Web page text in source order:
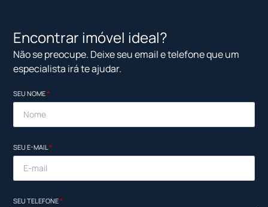
Encontrar imóvel ideal?
Não se preocupe. Deixe seu email e telefone que um
especialista irá te ajudar.
SEU NOME*
SEU E-MAIL*
SEU TELEFONE*